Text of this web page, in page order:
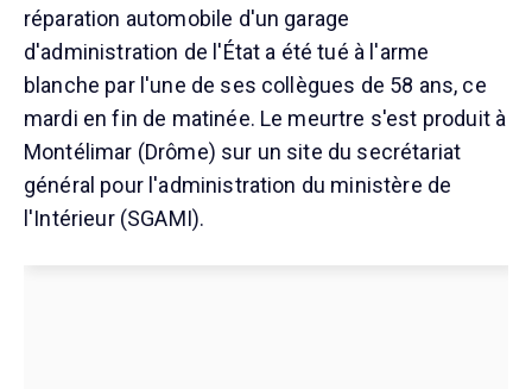
réparation automobile d'un garage
d'administration de l'État a été tué à l'arme
blanche par l'une de ses collègues de 58 ans, ce
mardi en fin de matinée. Le meurtre s'est produit à
Montélimar (Drôme) sur un site du secrétariat
général pour l'administration du ministère de
l'Intérieur (SGAMI).